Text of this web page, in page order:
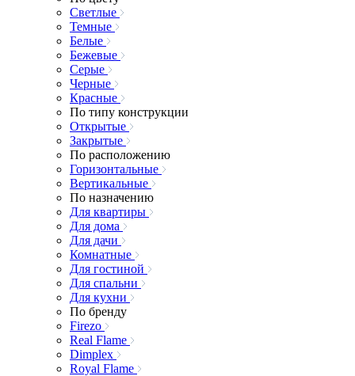
Светлые
Темные
Белые
Бежевые
Серые
Черные
Красные
По типу конструкции
Открытые
Закрытые
По расположению
Горизонтальные
Вертикальные
По назначению
Для квартиры
Для дома
Для дачи
Комнатные
Для гостиной
Для спальни
Для кухни
По бренду
Firezo
Real Flame
Dimplex
Royal Flame